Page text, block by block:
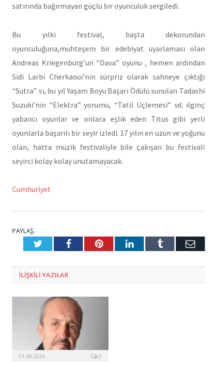
satırında bağırmayan güçlü bir oyunculuk sergiledi.
Bu yılki festival, başta dekorundan
oyunculuğuna,muhteşem bir edebiyat uyarlaması olan
Andreas Kriegenburg’un “Dava” oyunu , hemen ardından
Sidi Larbi Cherkaouı’nin sürpriz olarak sahneye çıktığı
“Sutra” sı, bu yıl Yaşam Boyu Başarı Ödülü sunulan Tadashi
Suzuki’nin “Elektra” yorumu, “Tatil Üçlemesi” vd. ilginç
yabancı oyunlar ve onlara eşlik eden Titus gibi yerli
oyunlarla başarılı bir seyir izledi. 17 yılın en uzun ve yoğunu
olan, hatta müzik festivaliyle bile çakışan bu festivali
seyirci kolay kolay unutamayacak.
Cumhuriyet
PAYLAŞ.
TwitterFacebookPinterestLinkedInTumblr E-
ILIŞKILI YAZILAR
01.08.2026 0